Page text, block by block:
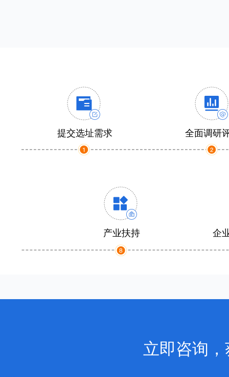
提交选址需求 全面调研
产业扶持 企
立即咨询